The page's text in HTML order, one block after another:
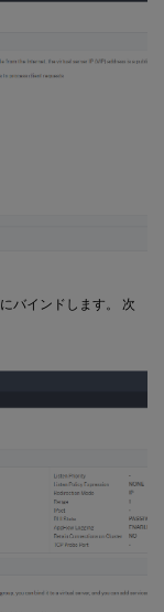
にバインドします。 次